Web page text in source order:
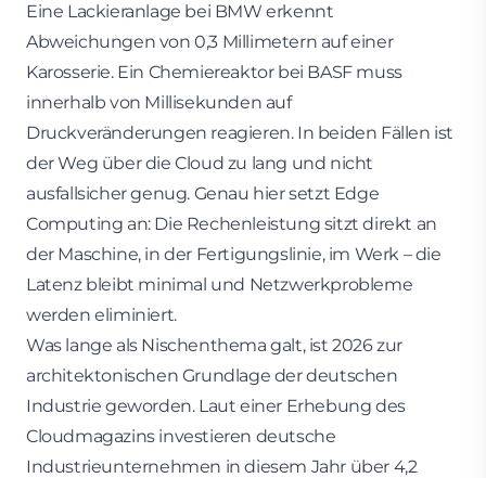
Eine Lackieranlage bei BMW erkennt
Abweichungen von 0,3 Millimetern auf einer
Karosserie. Ein Chemiereaktor bei BASF muss
innerhalb von Millisekunden auf
Druckveränderungen reagieren. In beiden Fällen ist
der Weg über die Cloud zu lang und nicht
ausfallsicher genug. Genau hier setzt Edge
Computing an: Die Rechenleistung sitzt direkt an
der Maschine, in der Fertigungslinie, im Werk – die
Latenz bleibt minimal und Netzwerkprobleme
werden eliminiert.
Was lange als Nischenthema galt, ist 2026 zur
architektonischen Grundlage der deutschen
Industrie geworden. Laut einer Erhebung des
Cloudmagazins investieren deutsche
Industrieunternehmen in diesem Jahr über 4,2